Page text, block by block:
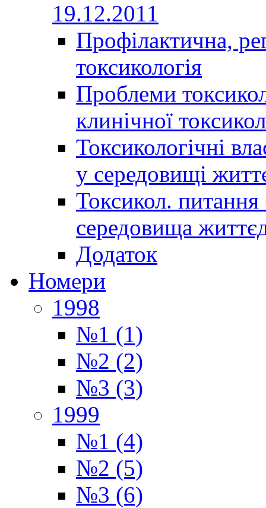
19.12.2011
Профілактична,
токсикологія
Проблеми
клинічної
Токсикологічні
у середовищі
Токсикол. питання
середовища
Додаток
Номери
1998
№1 (1)
№2 (2)
№3 (3)
1999
№1 (4)
№2 (5)
№3 (6)